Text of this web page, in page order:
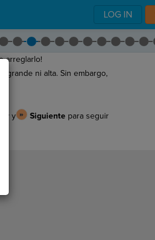
LOG IN
arreglarlo!
grande ni alta. Sin embargo,
y Siguientepara seguir